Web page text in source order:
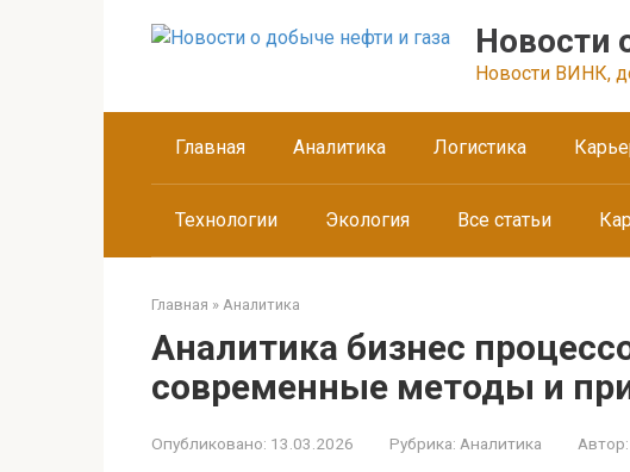
Новости
Новости ВИНК,
Главная Аналитика Логистика
Технологии Экология Все статьи
Главная » Аналитика
Аналитика бизнес
современные методы и
Опубликовано: 13.03.2026 Рубрика: Аналитика Автор: